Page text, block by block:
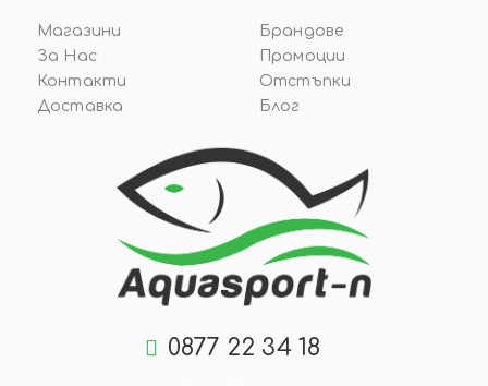
0877 22 34 18
Магазини
За Нас
Контакти
Доставка
Брандове
Промоции
Отстъпки
Блог